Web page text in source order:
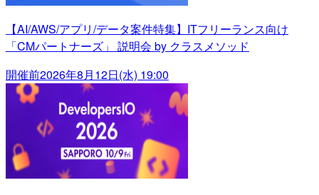
【AI/AWS/アプリ/データ案件特集】ITフリーランス向け
「CMパートナーズ」 説明会 by クラスメソッド
開催前2026年8月12日(水) 19:00